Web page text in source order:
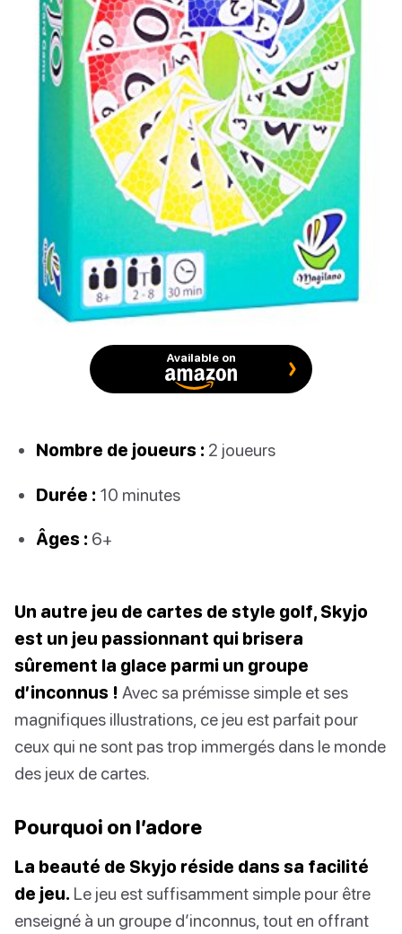
Available on
Nombre de joueurs : 2 joueurs
Durée : 10 minutes
Âges : 6+
Un autre jeu de cartes de style golf, Skyjo
est un jeu passionnant qui brisera
sûrement la glace parmi un groupe
d’inconnus ! Avec sa prémisse simple et ses
magnifiques illustrations, ce jeu est parfait pour
ceux qui ne sont pas trop immergés dans le monde
des jeux de cartes.
Pourquoi on l’adore
La beauté de Skyjo réside dans sa facilité
de jeu. Le jeu est suffisamment simple pour être
enseigné à un groupe d’inconnus, tout en offrant